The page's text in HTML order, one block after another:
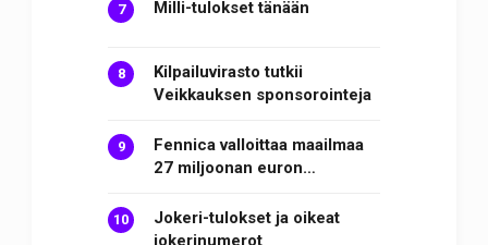
Milli-tulokset tänään
Kilpailuvirasto tutkii
Veikkauksen sponsorointeja
Fennica valloittaa maailmaa
27 miljoonan euron…
Jokeri-tulokset ja oikeat
jokerinumerot